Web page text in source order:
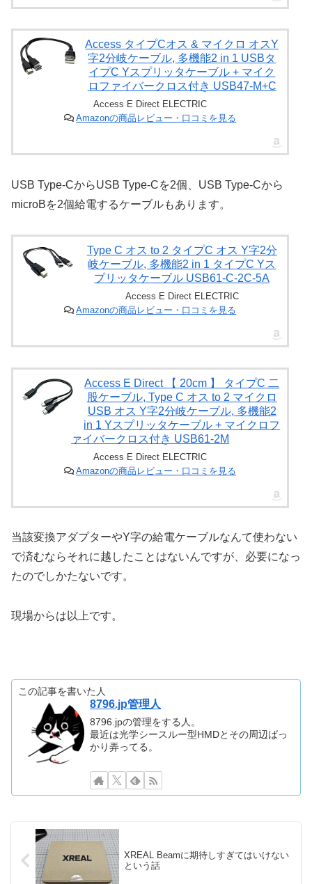
Access タイプCオス & マイクロ オスY
字2分岐ケーブル, 多機能2 in 1 USBタ
イプC Yスプリッタケーブル + マイク
ロファイバークロス付き USB47-M+C
Access E Direct ELECTRIC
Amazonの商品レビュー・口コミを見る
USB Type-CからUSB Type-Cを2個、USB Type-Cから
microBを2個給電するケーブルもあります。
Type C オス to 2 タイプC オス Y字2分
岐ケーブル, 多機能2 in 1 タイプC Yス
プリッタケーブル USB61-C-2C-5A
Access E Direct ELECTRIC
Amazonの商品レビュー・口コミを見る
Access E Direct 【 20cm 】 タイプC 二
股ケーブル, Type C オス to 2 マイクロ
USB オス Y字2分岐ケーブル, 多機能2
in 1 Yスプリッタケーブル + マイクロフ
ァイバークロス付き USB61-2M
Access E Direct ELECTRIC
Amazonの商品レビュー・口コミを見る
当該変換アダプターやY字の給電ケーブルなんて使わない
で済むならそれに越したことはないんですが、必要になっ
たのでしかたないです。
現場からは以上です。
この記事を書いた人
8796.jp管理人
8796.jpの管理をする人。
最近は光学シースルー型HMDとその周辺ばっ
かり弄ってる。
XREAL Beamに期待しすぎてはいけない
という話